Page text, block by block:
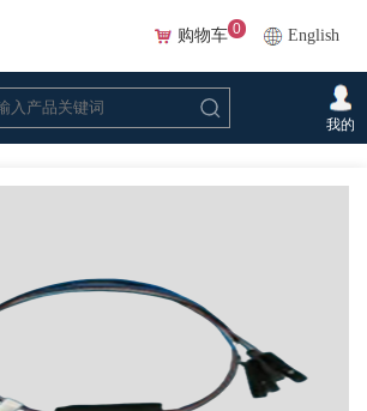
English
购物车 0
我的
力传感器> 力传感器配件 >SA-011-1500-V10-D2 微型